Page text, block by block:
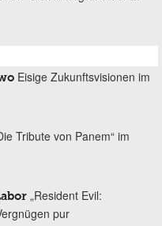
Eisige Zukunftsvisionen im
Tribute von Panem“ im
„Resident Evil:
pur